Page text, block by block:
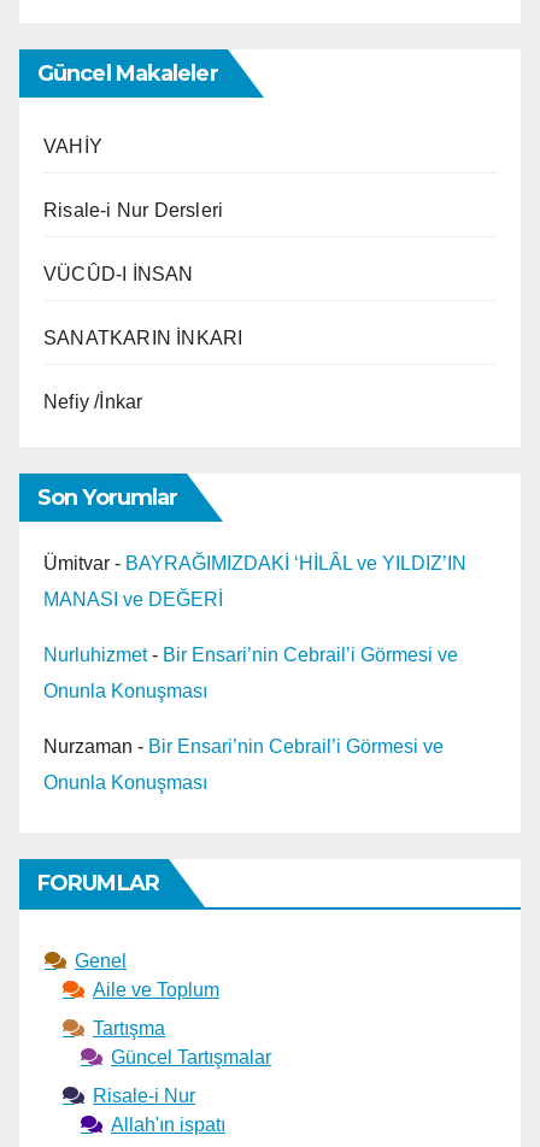
Güncel Makaleler
VAHİY
Risale-i Nur Dersleri
VÜCÛD-I İNSAN
SANATKARIN İNKARI
Nefiy /İnkar
Son Yorumlar
Ümitvar - BAYRAĞIMIZDAKİ ‘HİLÂL ve YILDIZ’IN
MANASI ve DEĞERİ
Nurluhizmet- Bir Ensari’nin Cebrail’i Görmesi ve
Onunla Konuşması
Nurzaman - Bir Ensari’nin Cebrail’i Görmesi ve
Onunla Konuşması
FORUMLAR
Genel
Aile ve Toplum
Tartışma
Güncel Tartışmalar
Risale-i Nur
Allah'ın ispatı